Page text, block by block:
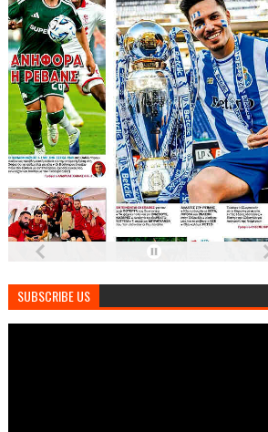
SUBSCRIBE US